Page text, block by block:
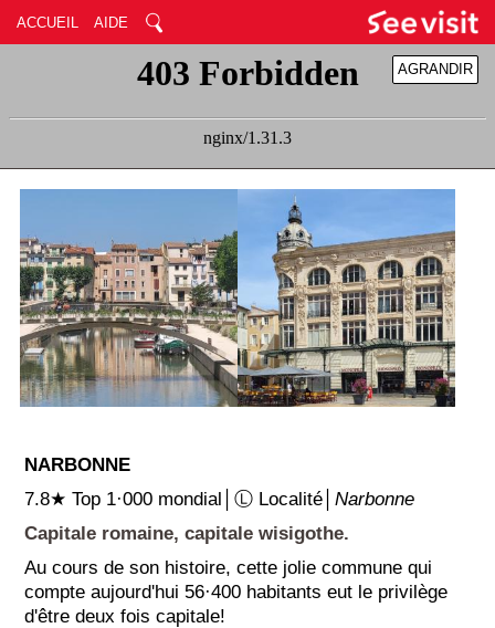
ACCUEIL AIDE
RÉDUIRE
AGRANDIR
NARBONNE
7.8★ Top 1·000 mondial│Ⓛ Localité│Narbonne
Capitale romaine, capitale wisigothe.
Au cours de son histoire, cette jolie commune qui
compte aujourd'hui 56·400 habitants eut le privilège
d'être deux fois capitale!